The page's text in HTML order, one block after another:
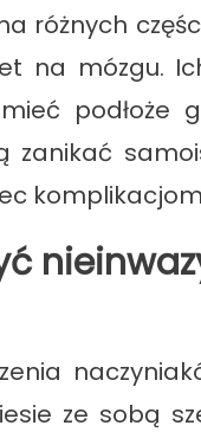
różnych
na mózgu.
podłoże
zanikać
ze sobą